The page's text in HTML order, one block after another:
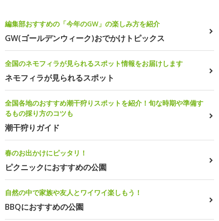
編集部おすすめの「今年のGW」の楽しみ方を紹介
GW(ゴールデンウィーク)おでかけトピックス
全国のネモフィラが見られるスポット情報をお届けします
ネモフィラが見られるスポット
全国各地のおすすめ潮干狩りスポットを紹介！旬な時期や準備す
るもの採り方のコツも
潮干狩りガイド
春のお出かけにピッタリ！
ピクニックにおすすめの公園
自然の中で家族や友人とワイワイ楽しもう！
BBQにおすすめの公園